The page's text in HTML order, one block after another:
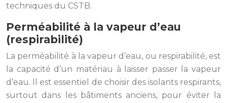
techniques du CSTB.
Perméabilité à la vapeur d’eau
(respirabilité)
La perméabilité à la vapeur d’eau, ou respirabilité, est
la capacité d’un matériau à laisser passer la vapeur
d’eau. Il est essentiel de choisir des isolants respirants,
surtout dans les bâtiments anciens, pour éviter la